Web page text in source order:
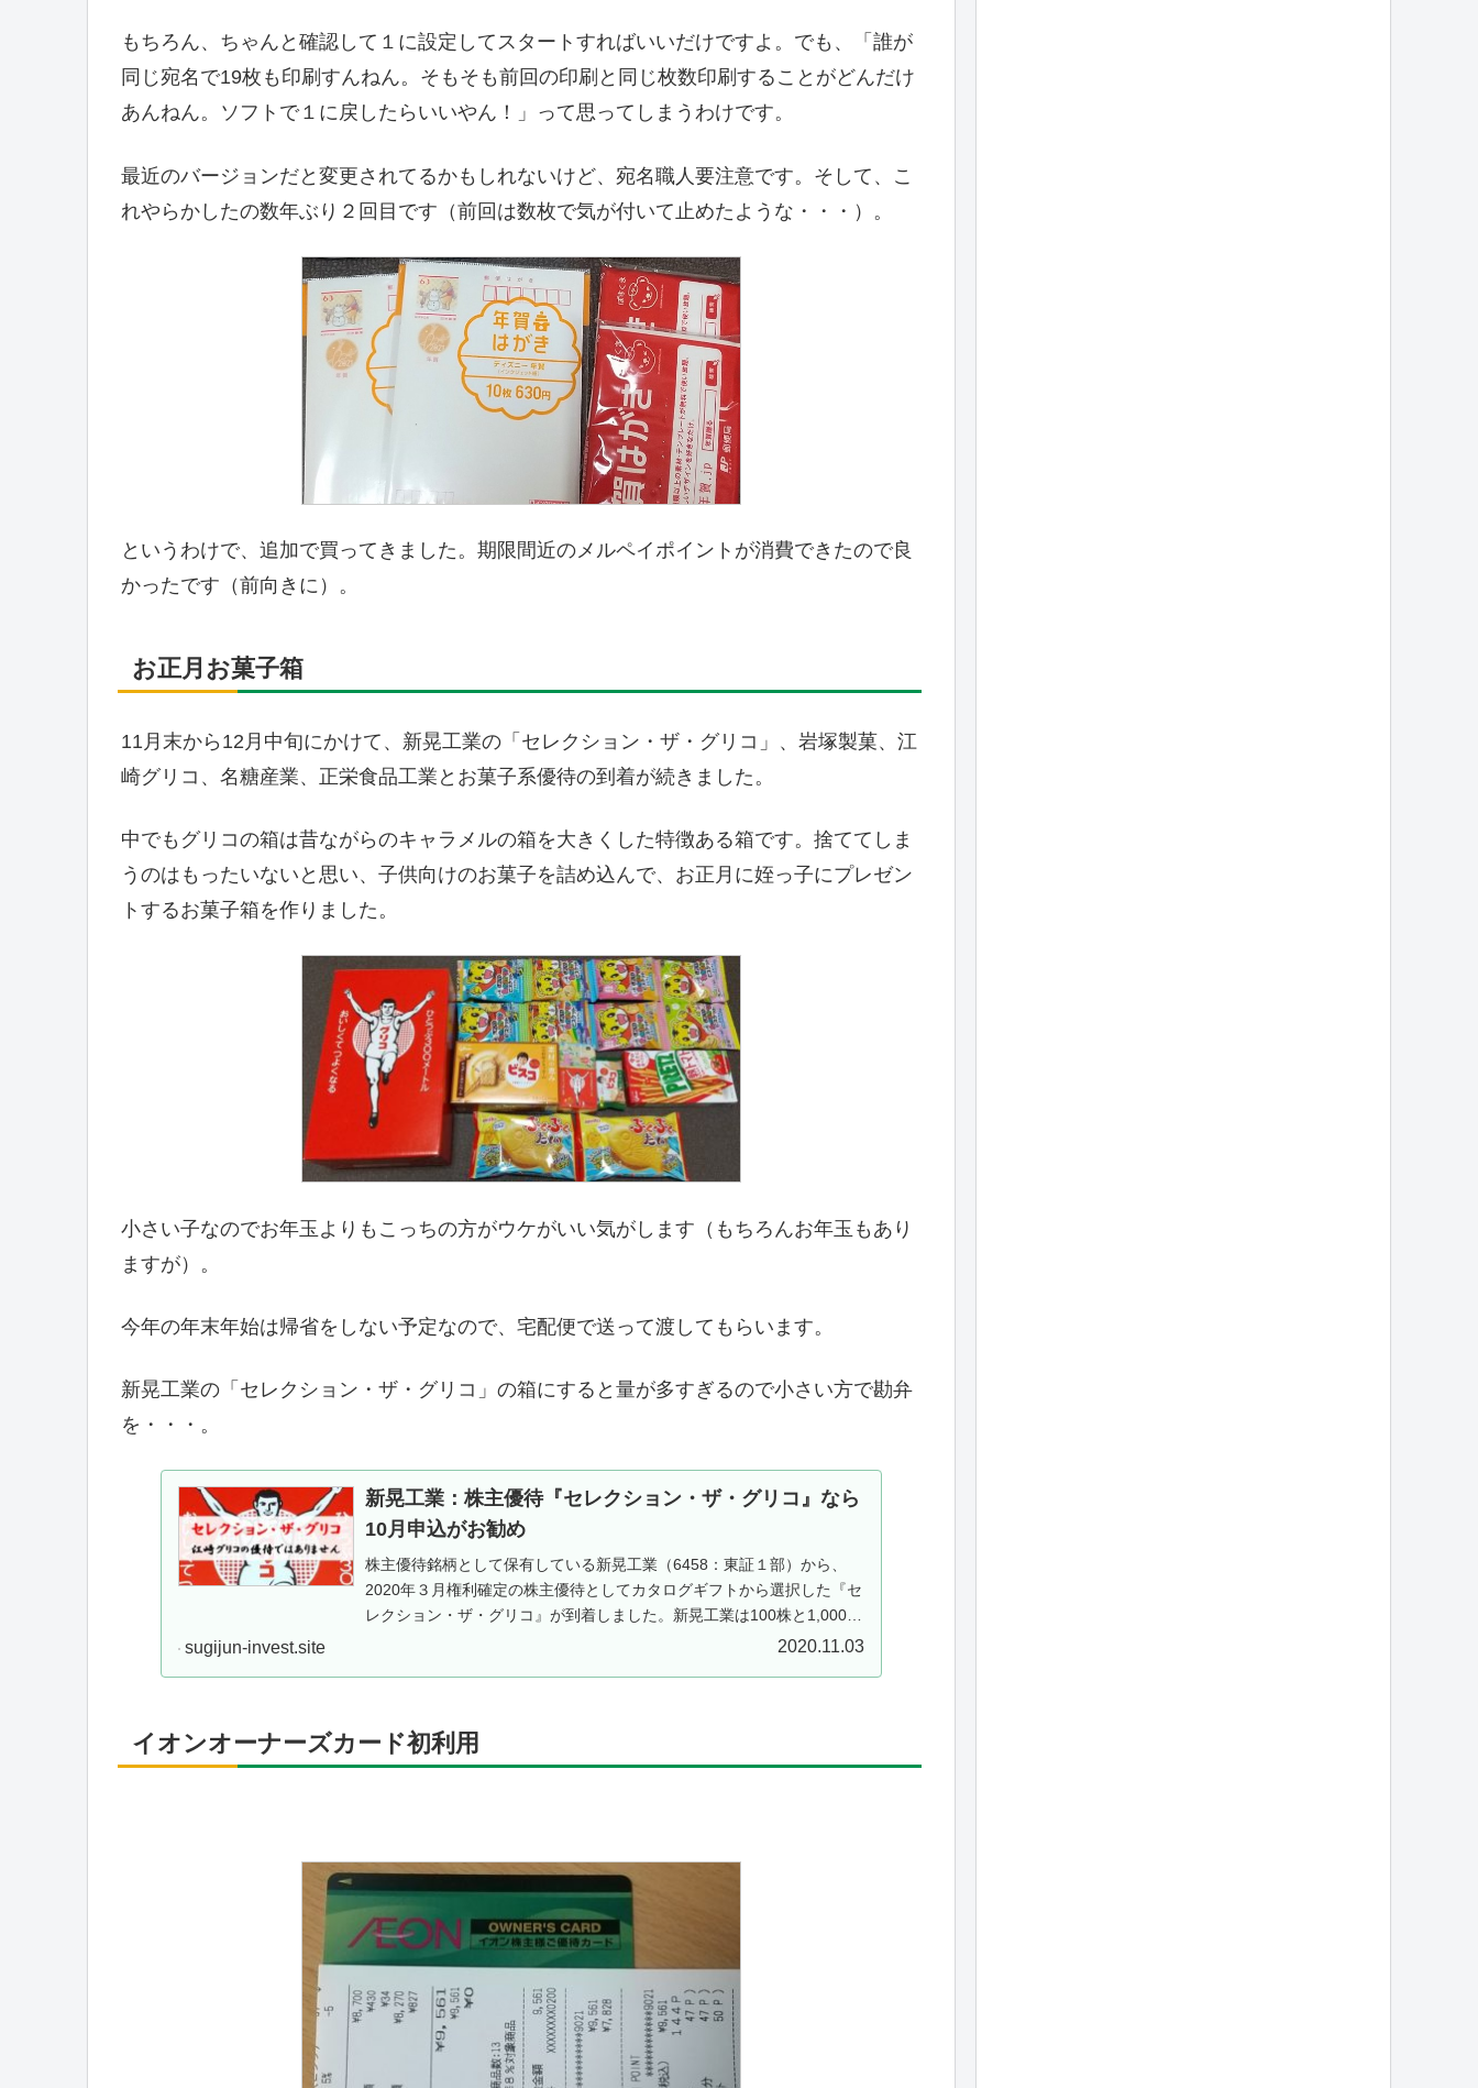
もちろん、ちゃんと確認して１に設定してスタートすればいいだけですよ。でも、「誰が
同じ宛名で19枚も印刷すんねん。そもそも前回の印刷と同じ枚数印刷することがどんだけ
あんねん。ソフトで１に戻したらいいやん！」って思ってしまうわけです。
最近のバージョンだと変更されてるかもしれないけど、宛名職人要注意です。そして、こ
れやらかしたの数年ぶり２回目です（前回は数枚で気が付いて止めたような・・・）。
というわけで、追加で買ってきました。期限間近のメルペイポイントが消費できたので良
かったです（前向きに）。
お正月お菓子箱
11月末から12月中旬にかけて、新晃工業の「セレクション・ザ・グリコ」、岩塚製菓、江
崎グリコ、名糖産業、正栄食品工業とお菓子系優待の到着が続きました。
中でもグリコの箱は昔ながらのキャラメルの箱を大きくした特徴ある箱です。捨ててしま
うのはもったいないと思い、子供向けのお菓子を詰め込んで、お正月に姪っ子にプレゼン
トするお菓子箱を作りました。
小さい子なのでお年玉よりもこっちの方がウケがいい気がします（もちろんお年玉もあり
ますが）。
今年の年末年始は帰省をしない予定なので、宅配便で送って渡してもらいます。
新晃工業の「セレクション・ザ・グリコ」の箱にすると量が多すぎるので小さい方で勘弁
を・・・。
新晃工業：株主優待『セレクション・ザ・グリコ』なら
10月申込がお勧め
株主優待銘柄として保有している新晃工業（6458：東証１部）から、
2020年３月権利確定の株主優待としてカタログギフトから選択した『セ
レクション・ザ・グリコ』が到着しました。新晃工業は100株と1,000株
sugijun-invest.site 2020.11.03
イオンオーナーズカード初利用